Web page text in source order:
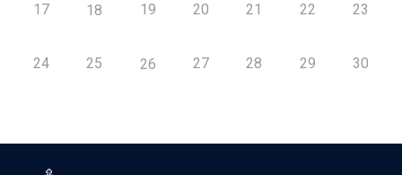
17 18 19 20 21 22 23
24 25 26 27 28 29 30